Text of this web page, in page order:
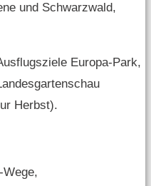
und Schwarzwald,
Europa-Park,
Herbst).